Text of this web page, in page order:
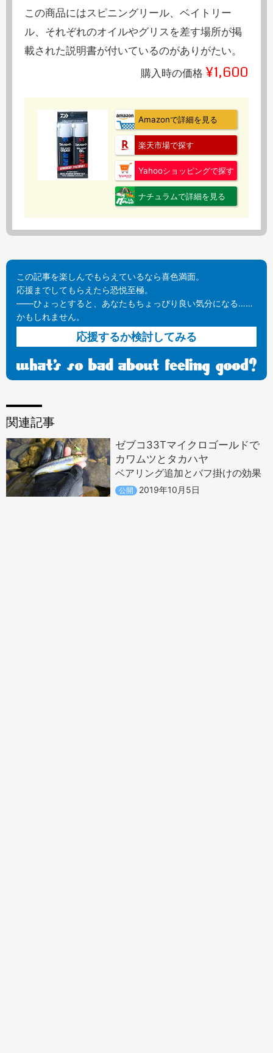
この商品にはスピニングリール、ベイトリー
ル、それぞれのオイルやグリスを差す場所が掲
載された説明書が付いているのがありがたい。
購入時の価格 ¥1,600
Amazonで詳細を見る
楽天市場で探す
Yahooショッピングで探す
ナチュラムで詳細を見る
この記事を楽しんでもらえているなら喜色満面。
応援までしてもらえたら恐悦至極。
——ひょっとすると、あなたもちょっぴり良い気分になる……
かもしれません。
応援するか検討してみる
関連記事
ゼブコ33Tマイクロゴールドで
カワムツとタカハヤ
ベアリング追加とバフ掛けの効果
公開 2019年10月5日